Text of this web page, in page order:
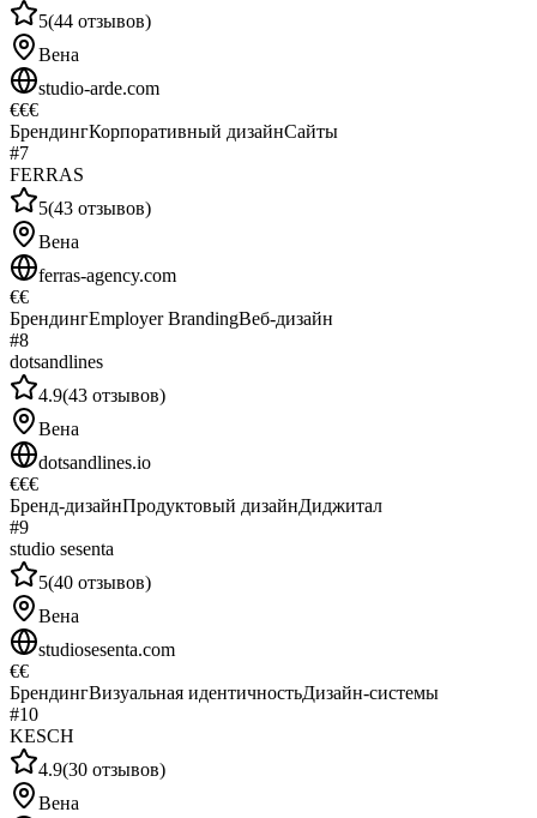
5(44 отзывов)
Вена
studio-arde.com
€€€
БрендингКорпоративный дизайнСайты
#7
FERRAS
5(43 отзывов)
Вена
ferras-agency.com
€€
БрендингEmployer BrandingВеб-дизайн
#8
dotsandlines
4.9(43 отзывов)
Вена
dotsandlines.io
€€€
Бренд-дизайнПродуктовый дизайнДиджитал
#9
studio sesenta
5(40 отзывов)
Вена
studiosesenta.com
€€
БрендингВизуальная идентичностьДизайн-системы
#10
KESCH
4.9(30 отзывов)
Вена